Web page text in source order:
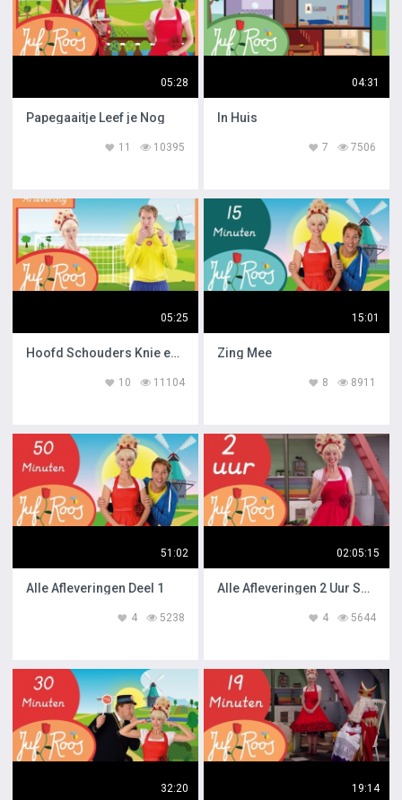
05:28
Papegaaitje Leef je Nog
10395
11
04:31
In Huis
7506
7
05:25
Hoofd Schouders Knie en Teen
11104
10
15:01
Zing Mee
8911
8
51:02
Alle Afleveringen Deel 1
5238
4
02:05:15
Alle Afleveringen 2 Uur Special
5644
4
32:20 19:14